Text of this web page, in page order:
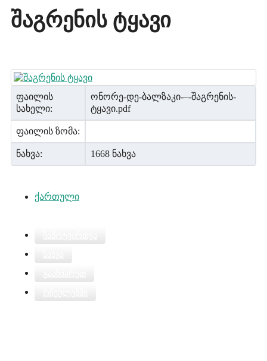
შაგრენის ტყავი
ფაილის
სახელი:
ონორე-დე-ბალზაკი-–-შაგრენის-
ტყავი.pdf
ფაილის ზომა:
ნახვა: 1668 ნახვა
ქართული